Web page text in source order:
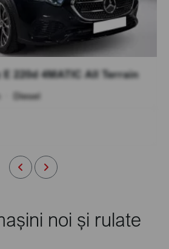
220d 4MATIC All Terrain
Diesel
noi și rulate